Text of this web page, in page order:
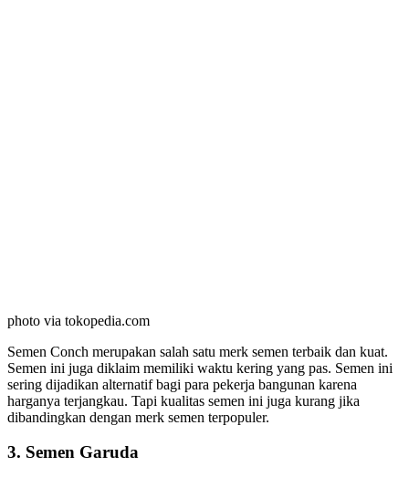
photo via tokopedia.com
Semen Conch merupakan salah satu merk semen terbaik dan kuat.
Semen ini juga diklaim memiliki waktu kering yang pas. Semen ini
sering dijadikan alternatif bagi para pekerja bangunan karena
harganya terjangkau. Tapi kualitas semen ini juga kurang jika
dibandingkan dengan merk semen terpopuler.
3. Semen Garuda